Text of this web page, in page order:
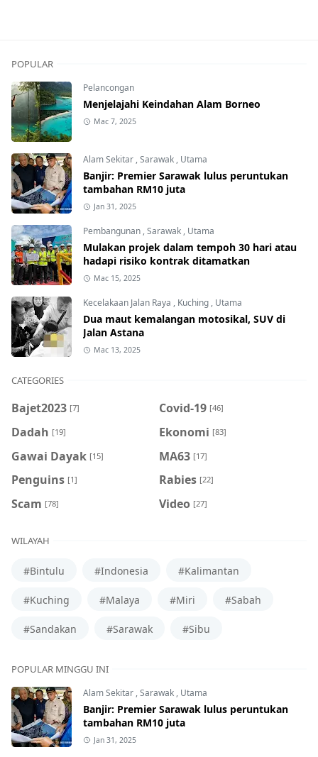
POPULAR
Pelancongan
Menjelajahi Keindahan Alam Borneo
Mac 7, 2025
Alam Sekitar ,Sarawak , Utama
Banjir: Premier Sarawak lulus peruntukan
tambahan RM10 juta
Jan 31, 2025
Pembangunan ,Sarawak , Utama
Mulakan projek dalam tempoh 30 hari atau
hadapi risiko kontrak ditamatkan
Mac 15, 2025
Kecelakaan Jalan Raya , Kuching , Utama
Dua maut kemalangan motosikal, SUV di
Jalan Astana
Mac 13, 2025
CATEGORIES
Bajet2023 [7] Covid-19 [46]
Dadah [19] Ekonomi [83]
Gawai Dayak [15] MA63 [17]
Penguins [1] Rabies [22]
Scam [78] Video [27]
WILAYAH
#Bintulu #Indonesia #Kalimantan
#Kuching #Malaya #Miri #Sabah
#Sandakan #Sarawak #Sibu
POPULAR MINGGU INI
Alam Sekitar ,Sarawak , Utama
Banjir: Premier Sarawak lulus peruntukan
tambahan RM10 juta
Jan 31, 2025